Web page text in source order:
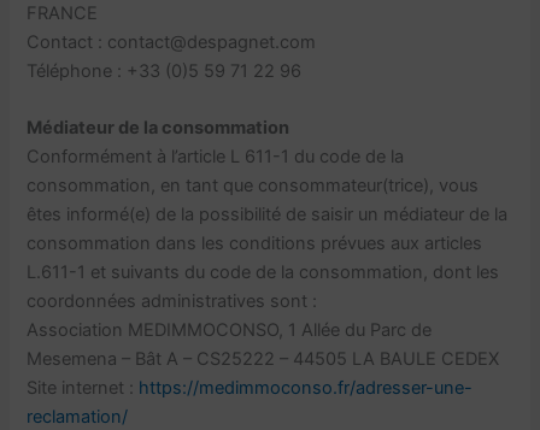
FRANCE
Contact : contact@despagnet.com
Téléphone : +33 (0)5 59 71 22 96
Médiateur de la consommation
Conformément à l’article L 611-1 du code de la
consommation, en tant que consommateur(trice), vous
êtes informé(e) de la possibilité de saisir un médiateur de la
consommation dans les conditions prévues aux articles
L.611-1 et suivants du code de la consommation, dont les
coordonnées administratives sont :
Association MEDIMMOCONSO, 1 Allée du Parc de
Mesemena – Bât A – CS25222 – 44505 LA BAULE CEDEX
Site internet : https://medimmoconso.fr/adresser-une-
reclamation/